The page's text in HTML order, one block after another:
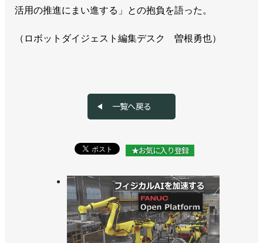
活用の推進にまい進する」との抱負を語った。
（ロボットダイジェスト編集デスク 曽根勇也）
一覧へ戻る
★お気に入り登録